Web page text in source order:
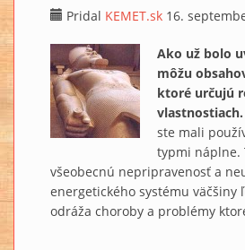
Pridal KEMET.sk 16.
Ako už bolo
môžu
ktoré určujú
vlastnostiach.
ste mali
typmi náplne.
všeobecnú nepripravenosť a
energetického systému väčšiny
odráža choroby a problémy